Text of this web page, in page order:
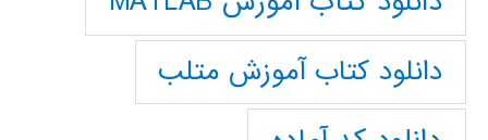
دانلود کتاب آموزش متلب